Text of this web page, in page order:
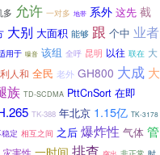
多 允许 一对多 地带 系外 这先 截
大别 大面积 能够 跟 个中 业者
用于 噪音 该组 全呼 昆明 以往 联在 大
人和 全民 老外 GH800 大成 大
族 TD-SCDMA PttCnSort 在即
TK-388 年北京 1.15亿 TK-3178
定 相互之间 之后 爆炸性 气体 管
一时间 排查